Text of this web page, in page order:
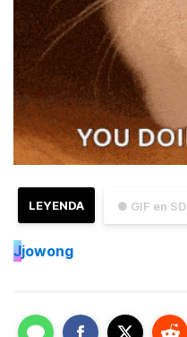
● GIF en SD
LEYENDA
Jjowong